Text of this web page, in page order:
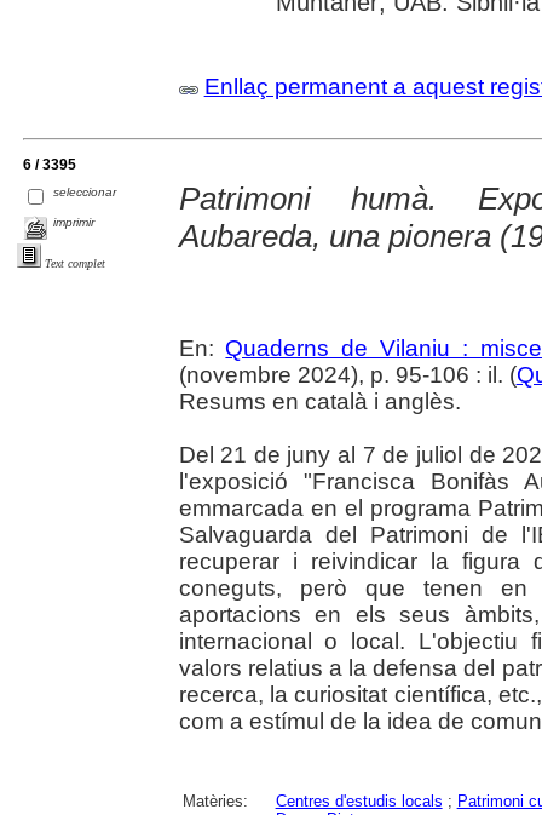
Enllaç permanent a aquest
6 / 3395
seleccionar
imprimir
Text complet
Patrimoni humà.
Aubareda, una pionera
En: Quaderns de Vilaniu :
(novembre 2024), p. 95-106 : il. (
Resums en català i anglès.
Del 21 de juny al 7 de juliol de
l'exposició "Francisca Bonifàs
emmarcada en el programa
Salvaguarda del Patrimoni de
recuperar i reivindicar la
coneguts, però que tenen
aportacions en els seus
internacional o local. L'objectiu
valors relatius a la defensa del
recerca, la curiositat científica,
com a estímul de la idea de
Matèries: Centres d'estudis locals ; Patrimoni